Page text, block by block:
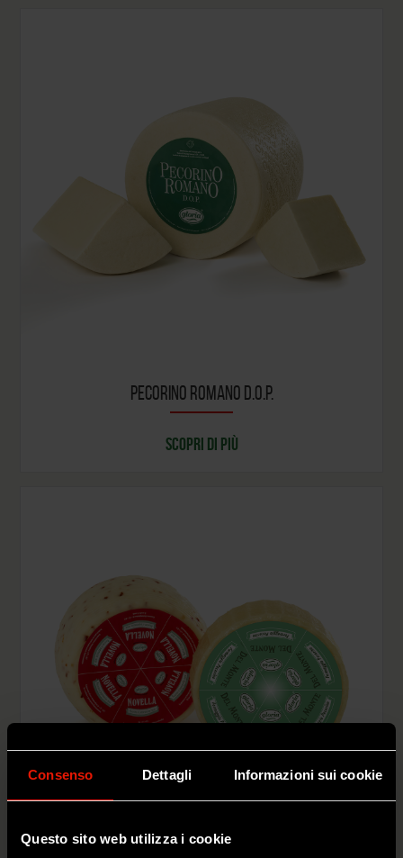
Consenso Dettagli Informazioni sui cookie
Questo sito web utilizza i cookie
PECORINO ROMANO D.O.P.
SCOPRI DI PIÙ